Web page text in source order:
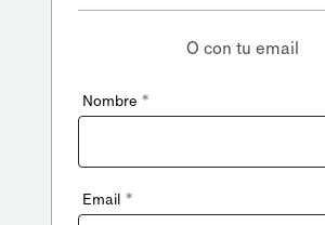
O con tu email
Nombre *
Email *